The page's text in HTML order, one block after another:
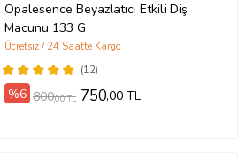
Opalesence Beyazlatıcı Etkili Diş
Macunu 133 G
(12)
Ücretsiz / 24 Saatte Kargo
%6 800,00 TL 750,00 TL